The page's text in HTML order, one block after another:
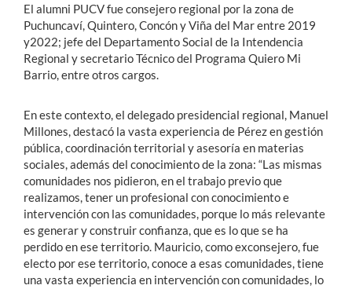
El alumni PUCV fue consejero regional por la zona de
Puchuncaví, Quintero, Concón y Viña del Mar entre 2019
y2022; jefe del Departamento Social de la Intendencia
Regional y secretario Técnico del Programa Quiero Mi
Barrio, entre otros cargos.
En este contexto, el delegado presidencial regional, Manuel
Millones, destacó la vasta experiencia de Pérez en gestión
pública, coordinación territorial y asesoría en materias
sociales, además del conocimiento de la zona: “Las mismas
comunidades nos pidieron, en el trabajo previo que
realizamos, tener un profesional con conocimiento e
intervención con las comunidades, porque lo más relevante
es generar y construir confianza, que es lo que se ha
perdido en ese territorio. Mauricio, como exconsejero, fue
electo por ese territorio, conoce a esas comunidades, tiene
una vasta experiencia en intervención con comunidades, lo